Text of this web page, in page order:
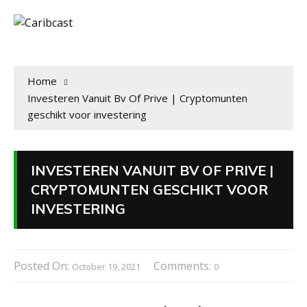
Home
Investeren Vanuit Bv Of Prive | Cryptomunten
geschikt voor investering
INVESTEREN VANUIT BV OF PRIVE |
CRYPTOMUNTEN GESCHIKT VOOR
INVESTERING
Posted On: October 19, 2021 Comments: 0